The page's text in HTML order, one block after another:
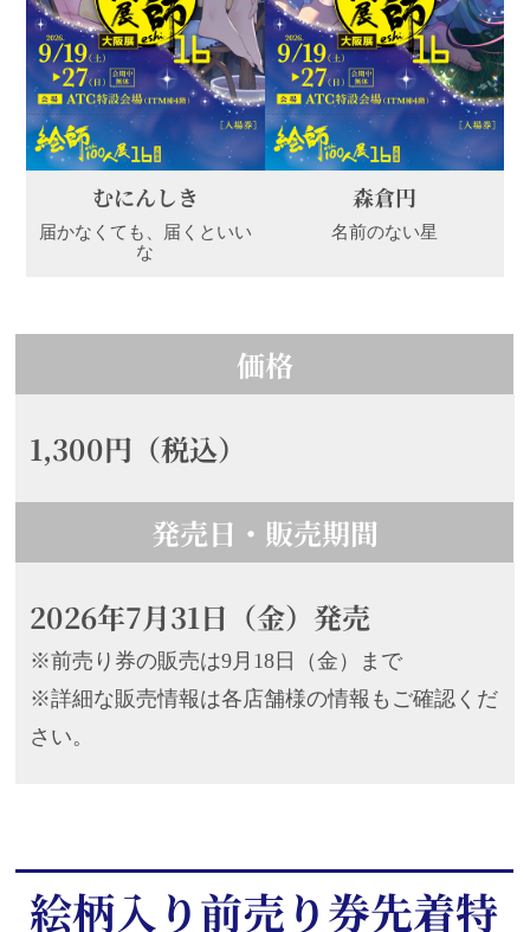
むにんしき
届かなくても、届くといい
な
森倉円
名前のない星
価格
1,300円（税込）
発売日・販売期間
2026年7月31日（金）発売
※前売り券の販売は9月18日（金）まで
※詳細な販売情報は各店舗様の情報もご確認くだ
さい。
絵柄入り前売り券先着特